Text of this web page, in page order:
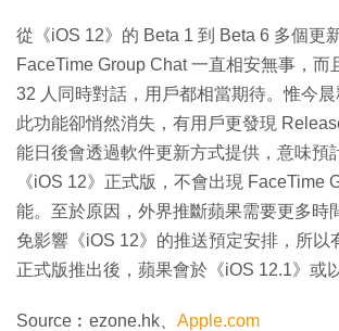
從《iOS 12》的 Beta 1 到 Beta 6 多個更
FaceTime Group Chat 一直相安無事，而
32 人同時對話，用戶都相當期待。惟今晨
此功能卻悄然消失，有用戶更發現
能日後會透過軟件更新方式提供，意味預
《iOS 12》正式版，不會出現 FaceTime
能。至於原因，外界推斷蘋果需要更多時
免影響《iOS 12》的推送預定安排，所以
正式版推出後，蘋果會於《iOS 12.1》或
Source︰ezone.hk、 Apple.com